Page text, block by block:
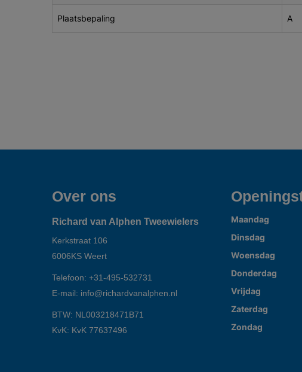
Plaatsbepaling A
Over ons
Richard van Alphen Tweewielers
Kerkstraat 106
6006KS Weert
Telefoon: +31-495-532731
E-mail: info@richardvanalphen.nl
BTW: NL003218471B71
KvK: KvK 77637496
Maandag
Dinsdag
Woensdag
Donderdag
Vrijdag
Zaterdag
Zondag